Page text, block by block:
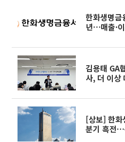
한화생명
년⋯매출·
김용태 GA
사, 더 이
[상보] 한화
분기 흑전